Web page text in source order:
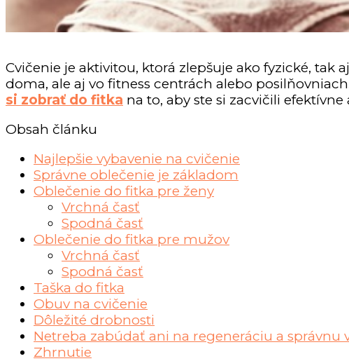
Cvičenie je aktivitou, ktorá zlepšuje ako fyzické,
doma, ale aj vo fitness centrách alebo
si zobrať do fitka na to, aby ste si zacvičili efektívne
Obsah článku
Najlepšie vybavenie na cvičenie
Správne oblečenie je základom
Oblečenie do fitka pre ženy
Vrchná časť
Spodná časť
Oblečenie do fitka pre mužov
Vrchná časť
Spodná časť
Taška do fitka
Obuv na cvičenie
Dôležité drobnosti
Netreba zabúdať ani na regeneráciu a správnu
Zhrnutie